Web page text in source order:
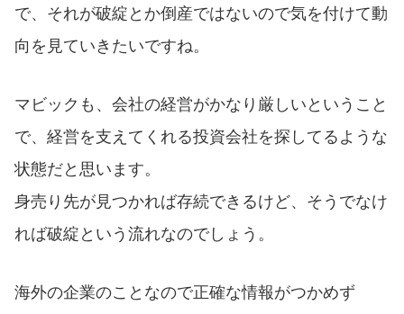
で、それが破綻とか倒産ではないので気を付けて動
向を見ていきたいですね。
マビックも、会社の経営がかなり厳しいということ
で、経営を支えてくれる投資会社を探してるような
状態だと思います。
身売り先が見つかれば存続できるけど、そうでなけ
れば破綻という流れなのでしょう。
海外の企業のことなので正確な情報がつかめず